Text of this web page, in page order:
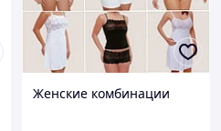
Женские комбинации